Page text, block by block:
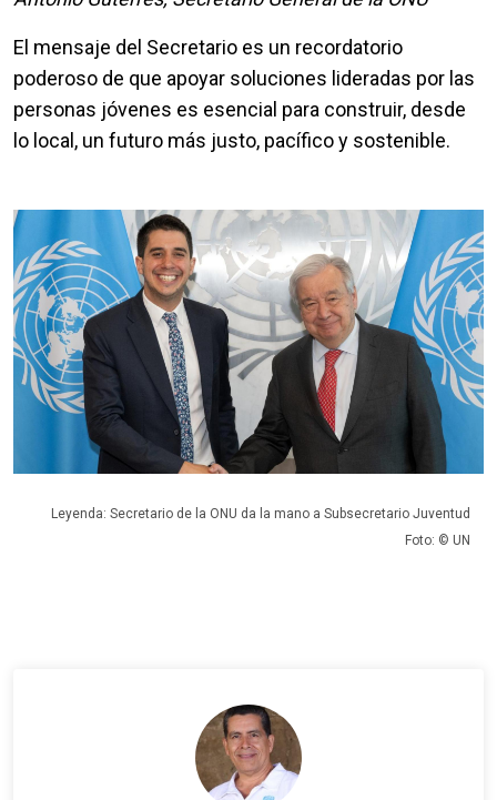
El mensaje del Secretario es un recordatorio
poderoso de que apoyar soluciones lideradas por las
personas jóvenes es esencial para construir, desde
lo local, un futuro más justo, pacífico y sostenible.
Leyenda: Secretario de la ONU da la mano a Subsecretario Juventud
Foto: © UN